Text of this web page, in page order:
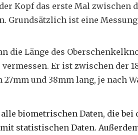
Kopf das erste Mal zwischen
Grundsätzlich ist eine Messung
die Länge des
Er ist zwischen der
und 38mm lang, je nach
biometrischen Daten, die bei
statistischen Daten.